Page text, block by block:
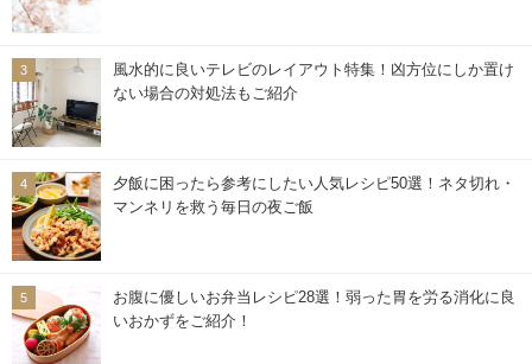
風水的に良いテレビのレイアウト特集！凶方位にしか置け
ない場合の対処法もご紹介
夕飯に困ったら参考にしたい人気レシピ50選！ネタ切れ・
マンネリを救う毎日の夜ご飯
お腹に優しいお弁当レシピ28選！弱った胃を労る消化に良
いおかずをご紹介！